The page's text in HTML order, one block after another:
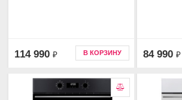
114 990 ₽ В КОРЗИНУ 84 990 ₽